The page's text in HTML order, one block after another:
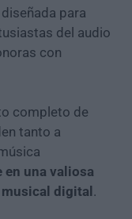
para
del audio
con
completo de
tanto a
en una valiosa
digital.